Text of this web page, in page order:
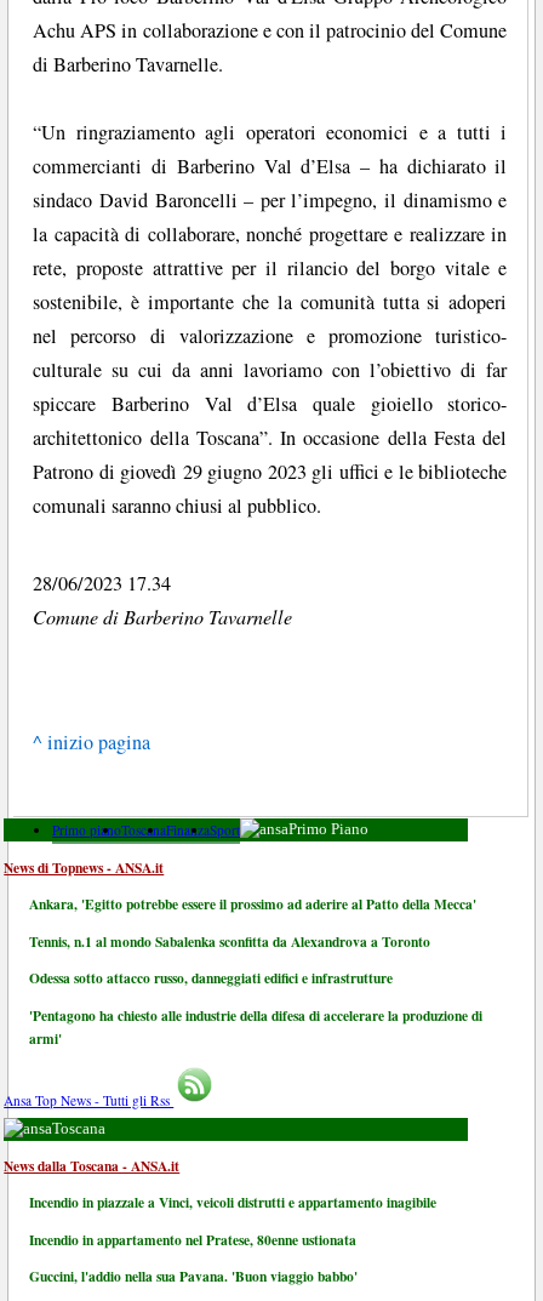
Achu APS in collaborazione e con il patrocinio del Comune
di Barberino Tavarnelle.
“Un ringraziamento agli operatori economici e a tutti i
commercianti di Barberino Val d’Elsa – ha dichiarato il
sindaco David Baroncelli – per l’impegno, il dinamismo e
la capacità di collaborare, nonché progettare e realizzare in
rete, proposte attrattive per il rilancio del borgo vitale e
sostenibile, è importante che la comunità tutta si adoperi
nel percorso di valorizzazione e promozione turistico-
culturale su cui da anni lavoriamo con l’obiettivo di far
spiccare Barberino Val d’Elsa quale gioiello storico-
architettonico della Toscana”. In occasione della Festa del
Patrono di giovedì 29 giugno 2023 gli uffici e le biblioteche
comunali saranno chiusi al pubblico.
28/06/2023 17.34
Comune di Barberino Tavarnelle
^ inizio pagina
Primo pianoToscanaFinanzaSport Primo Piano
News di Topnews - ANSA.it
Ankara, 'Egitto potrebbe essere il prossimo ad aderire al Patto della Mecca'
Tennis, n.1 al mondo Sabalenka sconfitta da Alexandrova a Toronto
Odessa sotto attacco russo, danneggiati edifici e infrastrutture
'Pentagono ha chiesto alle industrie della difesa di accelerare la produzione di
armi'
Ansa Top News - Tutti gli Rss
Toscana
News dalla Toscana - ANSA.it
Incendio in piazzale a Vinci, veicoli distrutti e appartamento inagibile
Incendio in appartamento nel Pratese, 80enne ustionata
Guccini, l'addio nella sua Pavana. 'Buon viaggio babbo'